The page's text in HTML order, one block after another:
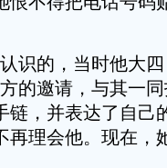
的，当时他大四
的邀请，与其一
链，并表达了自己
再理会他。现在，